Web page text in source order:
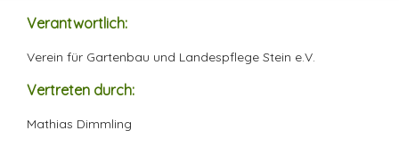
Verantwortlich:
Verein für Gartenbau und Landespflege Stein e.V.
Vertreten durch:
Mathias Dimmling